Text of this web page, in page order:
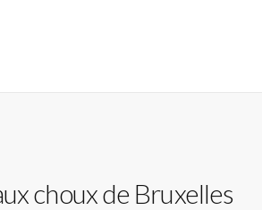
choux de Bruxelles